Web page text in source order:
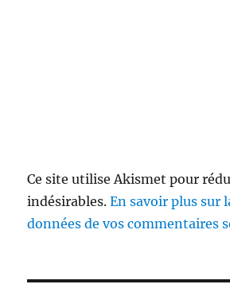
Ce site utilise Akismet pour
indésirables.En savoir plus sur
données de vos commentaires